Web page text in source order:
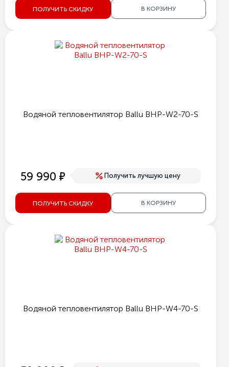
ПОЛУЧИТЬ СКИДКУ В КОРЗИНУ
Водяной тепловентилятор Ballu BHP-W2-70-S
59 990 е Получить лучшую цену
ПОЛУЧИТЬ СКИДКУ В КОРЗИНУ
Водяной тепловентилятор Ballu BHP-W4-70-S